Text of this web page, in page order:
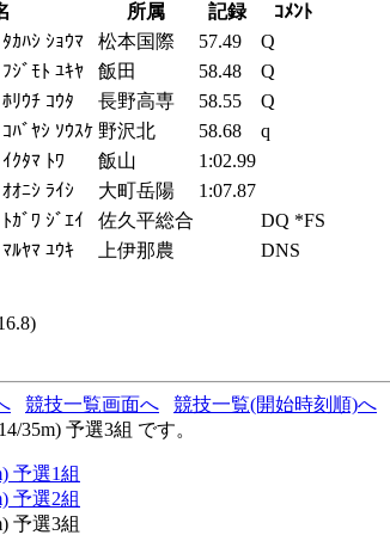
所属 記録
ｺﾒﾝﾄ
ﾀｶﾊｼ ｼｮｳﾏ 松本国際 57.49
Q
ﾌｼﾞﾓﾄ ﾕｷﾔ 飯田 58.48
Q
ﾎﾘｳﾁ ｺｳﾀ 長野高専 58.55
Q
ｺﾊﾞﾔｼ ｿｳｽｹ 野沢北 58.68
q
ｲｸﾀﾏ ﾄﾜ 飯山
1:02.99
ｵｵﾆｼ ﾗｲｼ 大町岳陽
1:07.87
ﾄｶﾞﾜ ｼﾞｴｲ 佐久平総合
DQ *FS
ﾏﾙﾔﾏ ﾕｳｷ 上伊那農 DNS
競技一覧画面へ 競技一覧(開始時刻順)へ
35m) 予選3組 です。
予選1組
予選2組
予選3組